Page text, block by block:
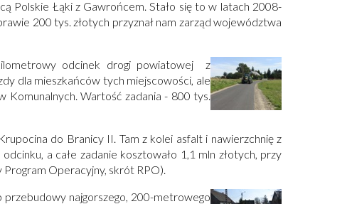
Polskie Łąki z Gawrońcem. Stało się to w latach 2008-
200 tys. złotych przyznał nam zarząd województwa
odcinek drogi powiatowej z
dla mieszkańców tych miejscowości, ale
Wartość zadania - 800 tys.
do Branicy II. Tam z kolei asfalt i nawierzchnię z
a całe zadanie kosztowało 1,1 mln złotych, przy
Program Operacyjny, skrót RPO).
najgorszego, 200-metrowego